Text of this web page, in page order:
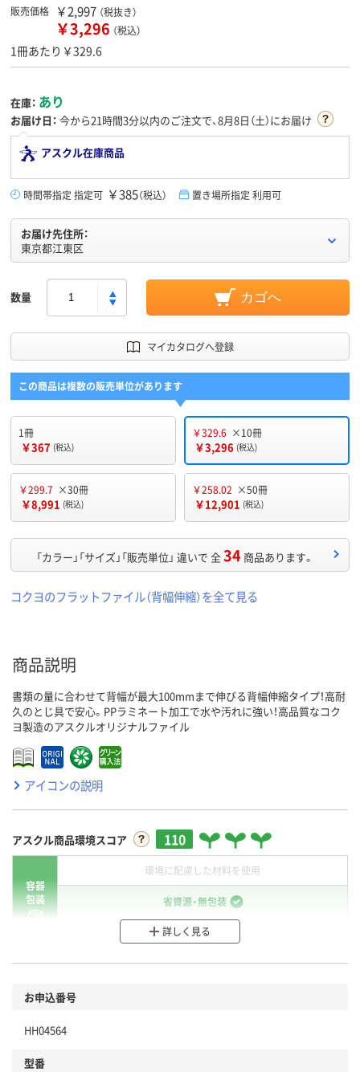
販売価格 ￥2,997 （税抜き）
￥3,296 （税込）
1冊あたり￥329.6
在庫： あり
お届け日： 今から21時間3分以内のご注文で、8月8日（土）にお届け
アスクル在庫商品
時間帯指定 指定可 ￥385（税込） 置き場所指定 利用可
お届け先住所：
東京都江東区
数量 カゴへ
マイカタログへ登録
この商品は複数の販売単位があります
1冊
￥367 (税込)
￥329.6 ×10冊
￥3,296 (税込)
￥299.7 ×30冊
￥8,991 (税込)
￥258.02 ×50冊
￥12,901 (税込)
「カラー」「サイズ」「販売単位」 違いで 全34 商品あります。
コクヨのフラットファイル（背幅伸縮）を全て見る
商品説明
書類の量に合わせて背幅が最大100mmまで伸びる背幅伸縮タイプ！高耐
久のとじ具で安心。PPラミネート加工で水や汚れに強い！高品質なコク
ヨ製造のアスクルオリジナルファイル
アイコンの説明
アスクル商品環境スコア 110
容器
包装
環境に配慮した材料を使用
省資源・無包装
分別・リサイクルしやすい設計
本体
詳しく見る
お申込番号
HH04564
型番